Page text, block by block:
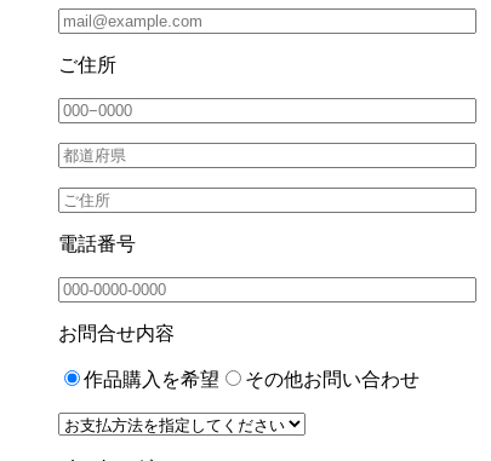
ご住所
電話番号
お問合せ内容
作品購入を希望 その他お問い合わせ